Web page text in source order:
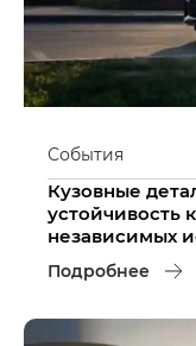
События
Кузовные
устойчивость
независимых
Подробнее